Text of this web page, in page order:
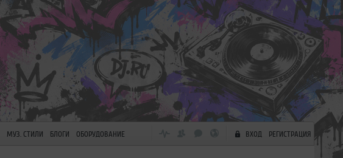
МУЗ. СТИЛИ БЛОГИ ОБОРУДОВАНИЕ ВХОД РЕГИСТРАЦИЯ